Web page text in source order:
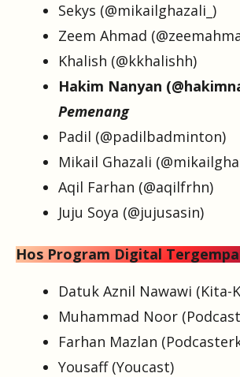
Sekys (@mikailghazali_)
Zeem Ahmad
Khalish (@kkhalishh)
Hakim Nanyan
Pemenang
Padil (@padilbadminton)
Mikail Ghazali
Aqil Farhan (@aqilfrhn)
Juju Soya (@jujusasin)
Hos Program Digital
Datuk Aznil Nawawi (Kita-
Muhammad Noor
Farhan Mazlan
Yousaff (Youcast)